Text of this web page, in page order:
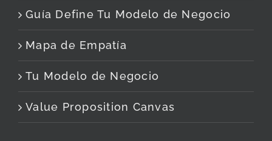
Guía Define Tu Modelo de Negocio
Mapa de Empatía
Tu Modelo de Negocio
Value Proposition Canvas